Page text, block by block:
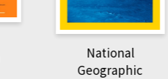
National
Geographic